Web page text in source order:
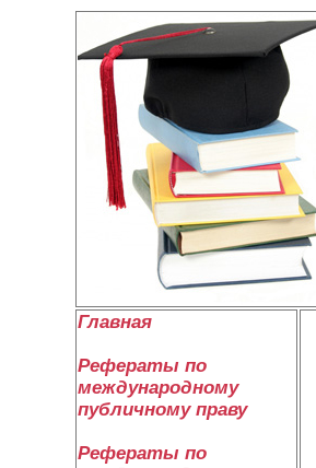
Главная
Рефераты по
международному
публичному праву
Рефераты по